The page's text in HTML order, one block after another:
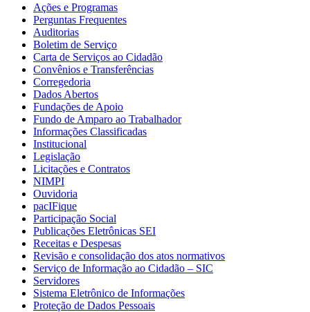
Ações e Programas
Perguntas Frequentes
Auditorias
Boletim de Serviço
Carta de Serviços ao Cidadão
Convênios e Transferências
Corregedoria
Dados Abertos
Fundações de Apoio
Fundo de Amparo ao Trabalhador
Informações Classificadas
Institucional
Legislação
Licitações e Contratos
NIMPI
Ouvidoria
pacIFique
Participação Social
Publicações Eletrônicas SEI
Receitas e Despesas
Revisão e consolidação dos atos normativos
Serviço de Informação ao Cidadão – SIC
Servidores
Sistema Eletrônico de Informações
Proteção de Dados Pessoais